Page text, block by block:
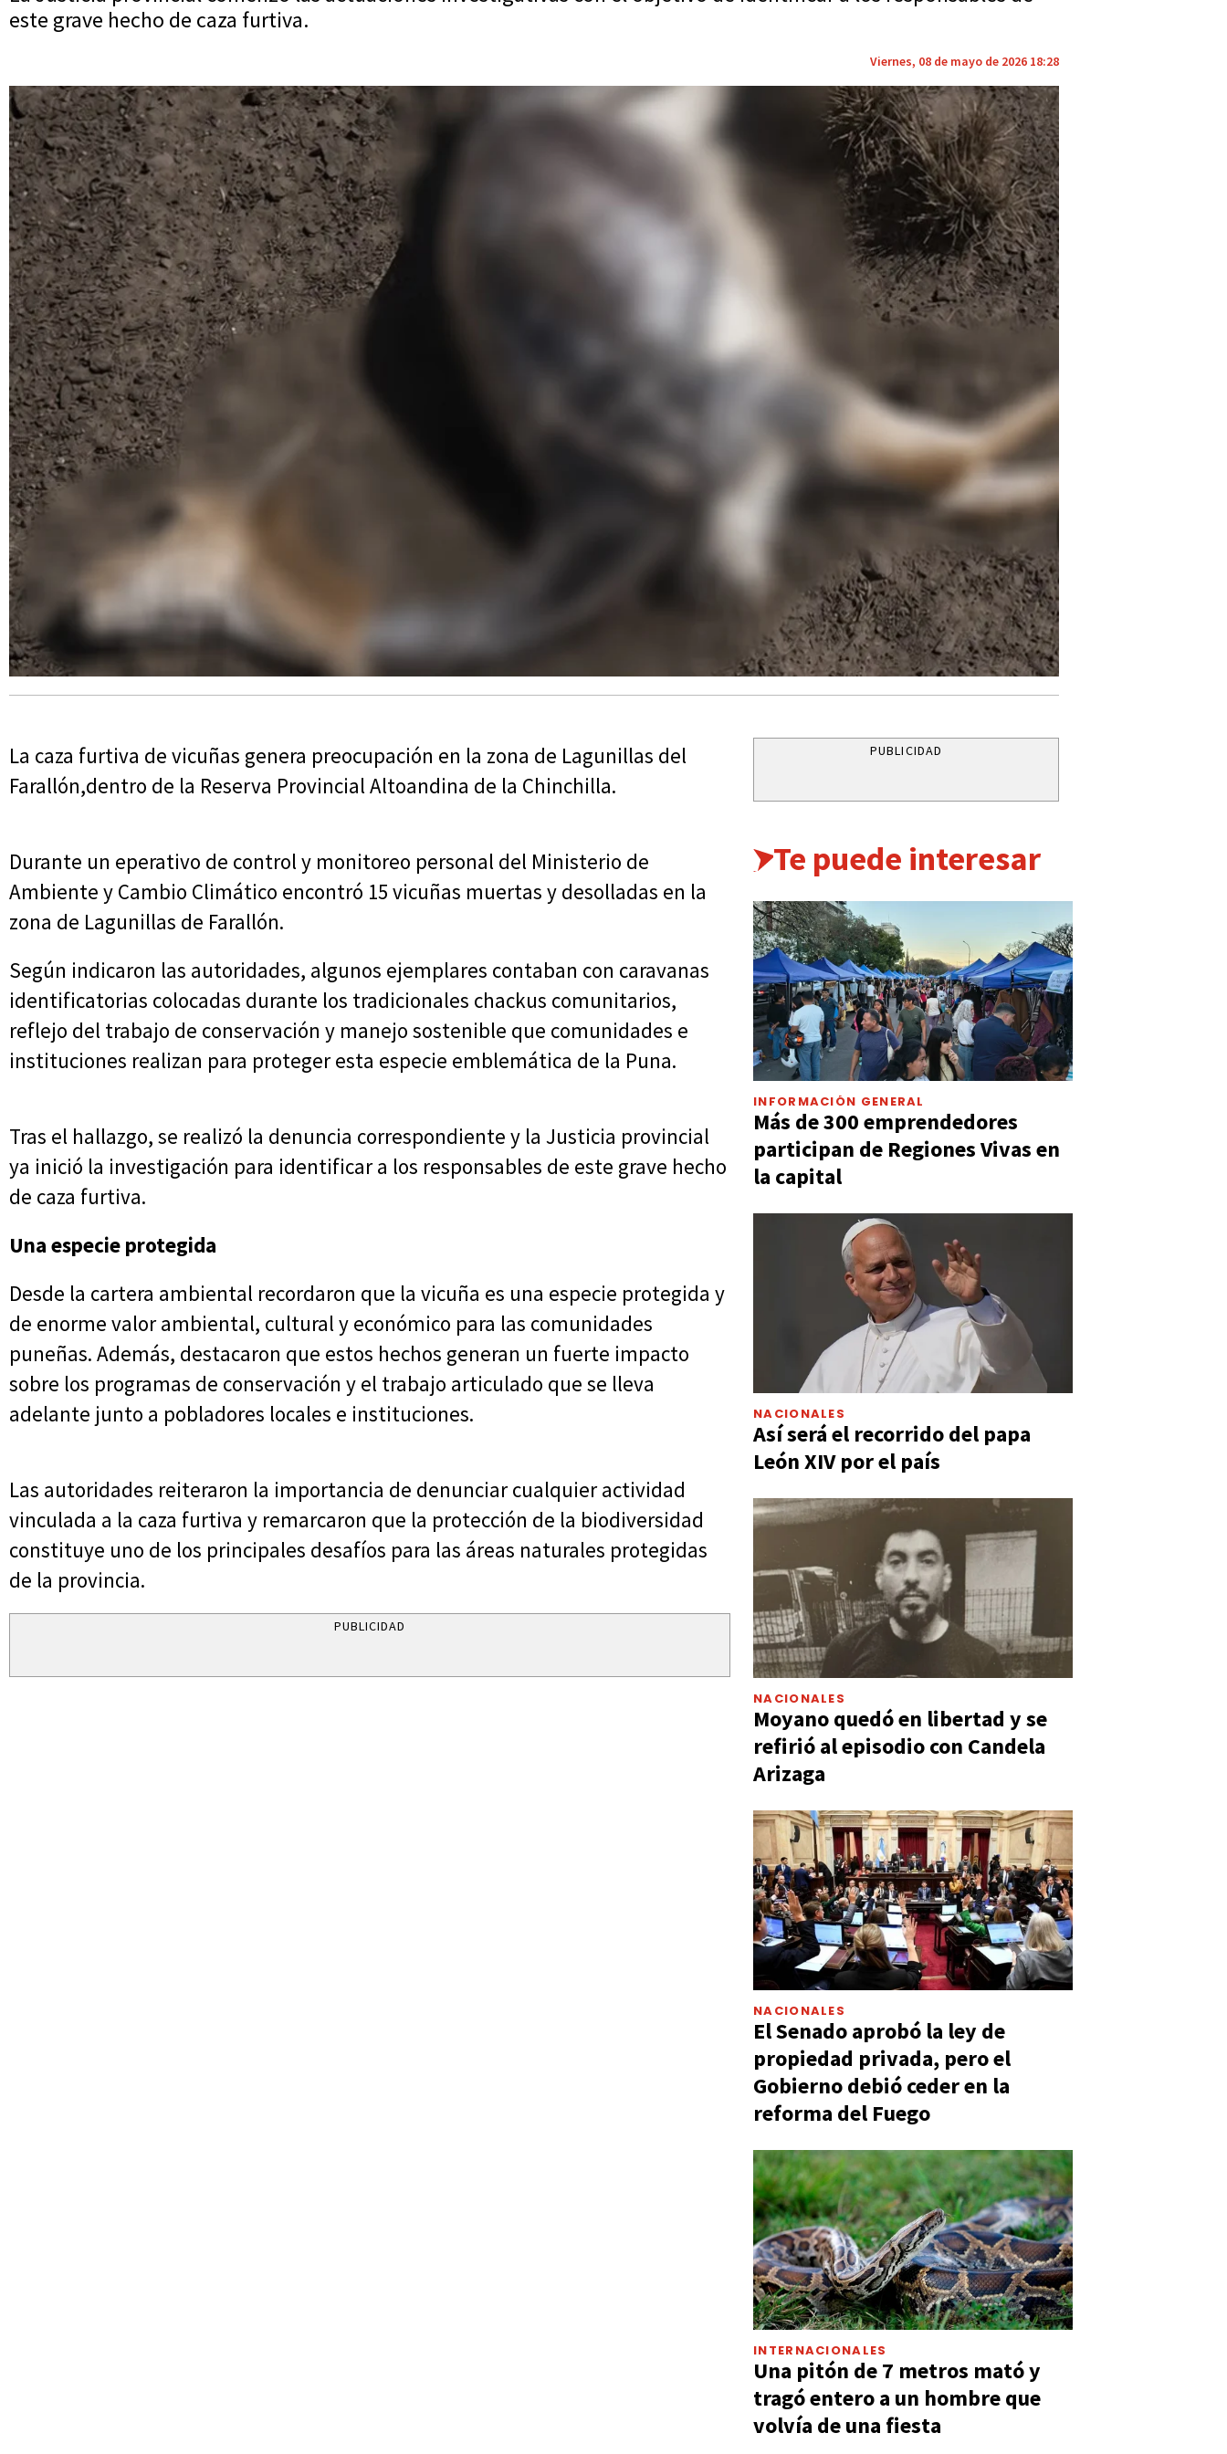
este grave hecho de caza furtiva.
Viernes, 08 de mayo de 2026 18:28
La caza furtiva de vicuñas genera preocupación en la zona de Lagunillas del
Farallón,dentro de la Reserva Provincial Altoandina de la Chinchilla.
Durante un eperativo de control y monitoreo personal del Ministerio de
Ambiente y Cambio Climático encontró 15 vicuñas muertas y desolladas en la
zona de Lagunillas de Farallón.
Según indicaron las autoridades, algunos ejemplares contaban con caravanas
identificatorias colocadas durante los tradicionales chackus comunitarios,
reflejo del trabajo de conservación y manejo sostenible que comunidades e
instituciones realizan para proteger esta especie emblemática de la Puna.
Tras el hallazgo, se realizó la denuncia correspondiente y la Justicia provincial
ya inició la investigación para identificar a los responsables de este grave hecho
de caza furtiva.
Una especie protegida
Desde la cartera ambiental recordaron que la vicuña es una especie protegida y
de enorme valor ambiental, cultural y económico para las comunidades
puneñas. Además, destacaron que estos hechos generan un fuerte impacto
sobre los programas de conservación y el trabajo articulado que se lleva
adelante junto a pobladores locales e instituciones.
Las autoridades reiteraron la importancia de denunciar cualquier actividad
vinculada a la caza furtiva y remarcaron que la protección de la biodiversidad
constituye uno de los principales desafíos para las áreas naturales protegidas
de la provincia.
PUBLICIDAD
PUBLICIDAD
Te puede interesar
INFORMACIÓN GENERAL
Más de 300 emprendedores
participan de Regiones Vivas en
la capital
NACIONALES
Así será el recorrido del papa
León XIV por el país
NACIONALES
Moyano quedó en libertad y se
refirió al episodio con Candela
Arizaga
NACIONALES
El Senado aprobó la ley de
propiedad privada, pero el
Gobierno debió ceder en la
reforma del Fuego
INTERNACIONALES
Una pitón de 7 metros mató y
tragó entero a un hombre que
volvía de una fiesta